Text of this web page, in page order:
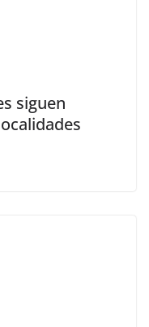
siguen